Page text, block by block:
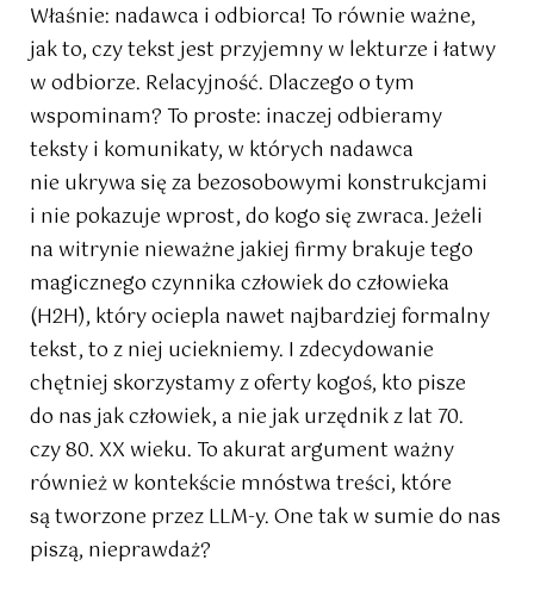
Właśnie: nadawca i odbiorca! To równie ważne,
jak to, czy tekst jest przyjemny w lekturze i łatwy
w odbiorze. Relacyjność. Dlaczego o tym
wspominam? To proste: inaczej odbieramy
teksty i komunikaty, w których nadawca
nie ukrywa się za bezosobowymi konstrukcjami
i nie pokazuje wprost, do kogo się zwraca. Jeżeli
na witrynie nieważne jakiej firmy brakuje tego
magicznego czynnika człowiek do człowieka
(H2H), który ociepla nawet najbardziej formalny
tekst, to z niej uciekniemy. I zdecydowanie
chętniej skorzystamy z oferty kogoś, kto pisze
do nas jak człowiek, a nie jak urzędnik z lat 70.
czy 80. XX wieku. To akurat argument ważny
również w kontekście mnóstwa treści, które
są tworzone przez LLM-y. One tak w sumie do nas
piszą, nieprawdaż?